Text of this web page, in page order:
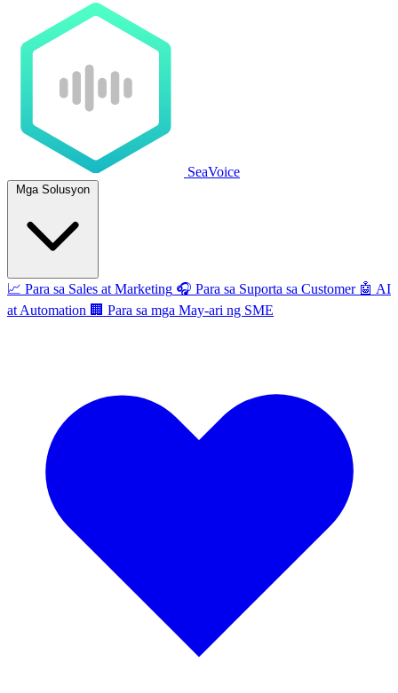
SeaVoice
Mga Solusyon
📈 Para sa Sales at Marketing 🎧 Para sa Suporta sa Customer 🤖 AI
at Automation 🏢 Para sa mga May-ari ng SME